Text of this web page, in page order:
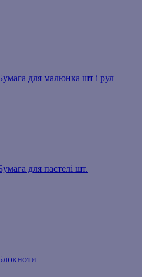
для малюнка шт і рул
для пастелі шт.